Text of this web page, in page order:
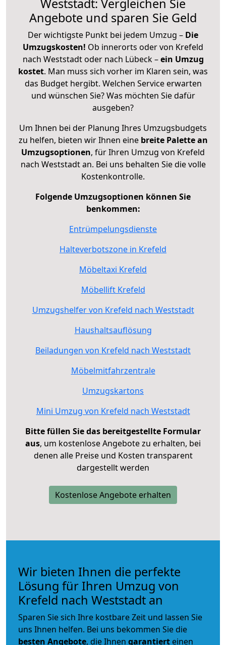
Weststadt: Vergleichen Sie
Angebote und sparen Sie Geld
Der wichtigste Punkt bei jedem Umzug – Die
Umzugskosten! Ob innerorts oder von Krefeld
nach Weststadt oder nach Lübeck –ein Umzug
kostet. Man muss sich vorher im Klaren sein, was
das Budget hergibt. Welchen Service erwarten
und wünschen Sie? Was möchten Sie dafür
ausgeben?
Um Ihnen bei der Planung Ihres Umzugsbudgets
zu helfen, bieten wir Ihnen eine breite Palette an
Umzugsoptionen, für Ihren Umzug von Krefeld
nach Weststadt an. Bei uns behalten Sie die volle
Kostenkontrolle.
Folgende Umzugsoptionen können Sie
benkommen:
Entrümpelungsdienste
Halteverbotszone in Krefeld
Möbeltaxi Krefeld
Möbellift Krefeld
Umzugshelfer von Krefeld nach Weststadt
Haushaltsauflösung
Beiladungen von Krefeld nach Weststadt
Möbelmitfahrzentrale
Umzugskartons
Mini Umzug von Krefeld nach Weststadt
Bitte füllen Sie das bereitgestellte Formular
aus, um kostenlose Angebote zu erhalten, bei
denen alle Preise und Kosten transparent
dargestellt werden
Kostenlose Angebote erhalten
Wir bieten Ihnen die perfekte
Lösung für Ihren Umzug von
Krefeld nach Weststadt an
Sparen Sie sich Ihre kostbare Zeit und lassen Sie
uns Ihnen helfen. Bei uns bekommen Sie die
besten Angebote, die Ihnen garantiert einen